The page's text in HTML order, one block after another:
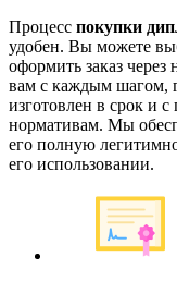
Процесс покупки
удобен. Вы можете
оформить заказ
вам с каждым шагом,
изготовлен в срок и
нормативам. Мы
его полную
его использовании.